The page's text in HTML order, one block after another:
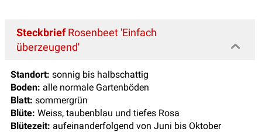
SteckbriefRosenbeet 'Einfach
überzeugend'
Standort: sonnig bis halbschattig
Boden: alle normale Gartenböden
Blatt: sommergrün
Blüte: Weiss, taubenblau und tiefes Rosa
Blütezeit: aufeinanderfolgend von Juni bis Oktober